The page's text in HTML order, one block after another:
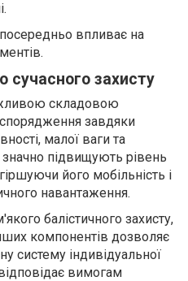
впливає на
сучасного захисту
складовою
спорядження завдяки
малої ваги та
підвищують рівень
його мобільність і
навантаження.
балістичного захисту,
компонентів дозволяє
систему індивідуальної
вимогам